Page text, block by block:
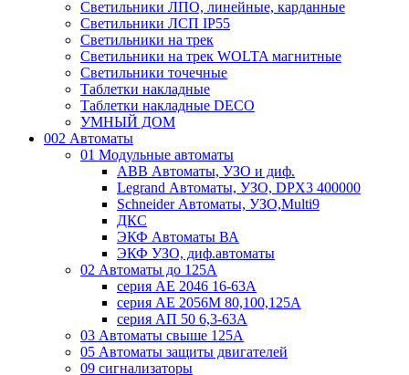
Светильники ЛПО, линейные, карданные
Светильники ЛСП IP55
Светильники на трек
Светильники на трек WOLTA магнитные
Светильники точечные
Таблетки накладные
Таблетки накладные DECO
УМНЫЙ ДОМ
002 Автоматы
01 Модульные автоматы
ABB Автоматы, УЗО и диф.
Legrand Автоматы, УЗО, DPX3 400000
Schneider Автоматы, УЗО,Multi9
ДКС
ЭКФ Автоматы ВА
ЭКФ УЗО, диф.автоматы
02 Автоматы до 125А
серия АЕ 2046 16-63А
серия АЕ 2056М 80,100,125А
серия АП 50 6,3-63А
03 Автоматы свыше 125А
05 Автоматы защиты двигателей
09 сигнализаторы